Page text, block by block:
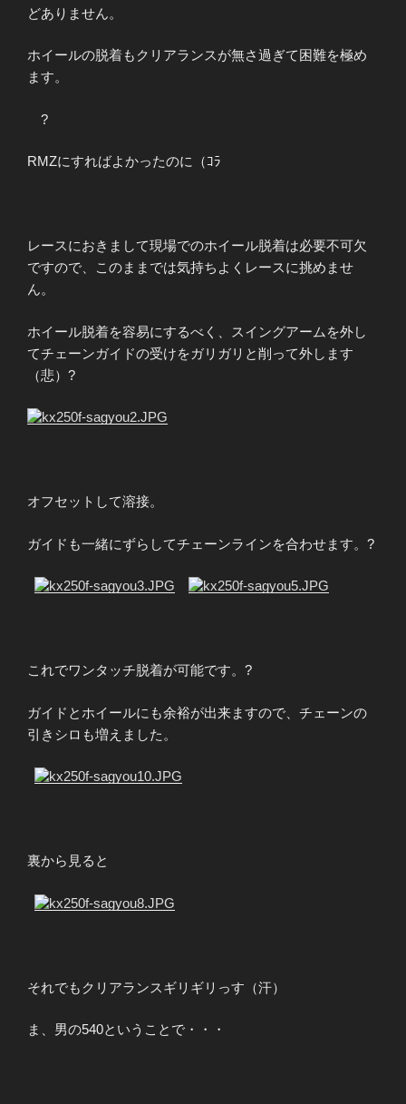
どありません。
ホイールの脱着もクリアランスが無さ過ぎて困難を極め
ます。
?
RMZにすればよかったのに（ｺﾗ
レースにおきまして現場でのホイール脱着は必要不可欠
ですので、このままでは気持ちよくレースに挑めませ
ん。
ホイール脱着を容易にするべく、スイングアームを外し
てチェーンガイドの受けをガリガリと削って外します
（悲）?
オフセットして溶接。
ガイドも一緒にずらしてチェーンラインを合わせます。 ?
これでワンタッチ脱着が可能です。 ?
ガイドとホイールにも余裕が出来ますので、チェーンの
引きシロも増えました。
裏から見ると
それでもクリアランスギリギリっす（汗）
ま、男の540ということで・・・